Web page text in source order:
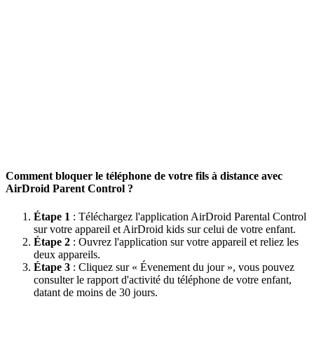
Comment bloquer le téléphone de votre fils à distance avec
AirDroid Parent Control ?
Étape 1 : Téléchargez l'application AirDroid Parental Control
sur votre appareil et AirDroid kids sur celui de votre enfant.
Étape 2 : Ouvrez l'application sur votre appareil et reliez les
deux appareils.
Étape 3 : Cliquez sur « Évenement du jour », vous pouvez
consulter le rapport d'activité du téléphone de votre enfant,
datant de moins de 30 jours.